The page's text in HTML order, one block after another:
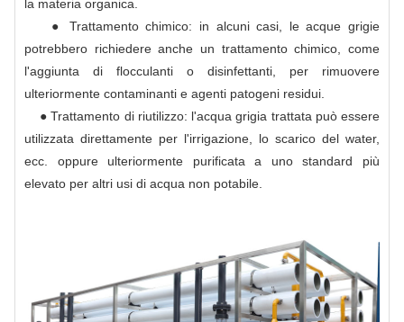
la materia organica.
● Trattamento chimico: in alcuni casi, le acque grigie
potrebbero richiedere anche un trattamento chimico, come
l'aggiunta di flocculanti o disinfettanti, per rimuovere
ulteriormente contaminanti e agenti patogeni residui.
● Trattamento di riutilizzo: l'acqua grigia trattata può essere
utilizzata direttamente per l'irrigazione, lo scarico del water,
ecc. oppure ulteriormente purificata a uno standard più
elevato per altri usi di acqua non potabile.